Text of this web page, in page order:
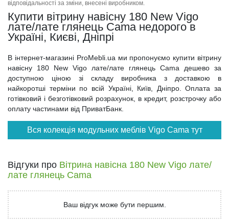
відповідальності за зміни, внесені виробником.
Купити вітрину навісну 180 New Vigo
лате/лате глянець Cama недорого в
Україні, Києві, Дніпрі
В інтернет-магазині ProMebli.ua ми пропонуємо купити вітрину
навісну 180 New Vigo лате/лате глянець Cama дешево за
доступною ціною зі складу виробника з доставкою в
найкоротші терміни по всій Україні, Київ, Дніпро. Оплата за
готівковий і безготівковий розрахунок, в кредит, розстрочку або
оплату частинами від ПриватБанк.
Вся колекція модульних меблів Vigo Cama тут
Відгуки про Вітрина навісна 180 New Vigo лате/
лате глянець Cama
Ваш відгук може бути першим.